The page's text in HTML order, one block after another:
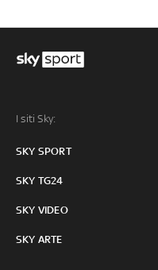
I siti Sky:
SKY SPORT
SKY TG24
SKY VIDEO
SKY ARTE